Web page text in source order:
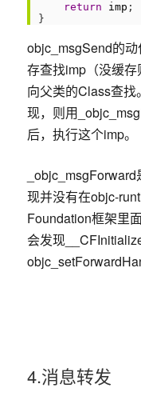
return
imp ;
}
objc_msgSend的
存查找imp（没缓
向父类的Class查
现，则用
后，执行这个imp。
现并没有在objc-
Foundation框架里
会发现
4.消息转发